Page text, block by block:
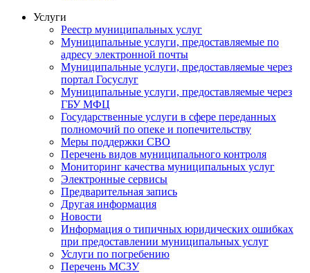
Услуги
Реестр муниципальных услуг
Муниципальные услуги, предоставляемые по
адресу электронной почты
Муниципальные услуги, предоставляемые через
портал Госуслуг
Муниципальные услуги, предоставляемые через
ГБУ МФЦ
Государственные услуги в сфере переданных
полномочий по опеке и попечительству
Меры поддержки СВО
Перечень видов муниципального контроля
Мониторинг качества муниципальных услуг
Электронные сервисы
Предварительная запись
Другая информация
Новости
Информация о типичных юридических ошибках
при предоставлении муниципальных услуг
Услуги по погребению
Перечень МСЗУ